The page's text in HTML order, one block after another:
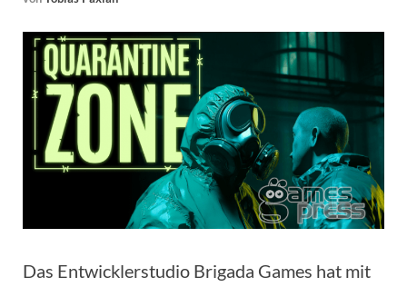
Das Entwicklerstudio Brigada Games hat mit